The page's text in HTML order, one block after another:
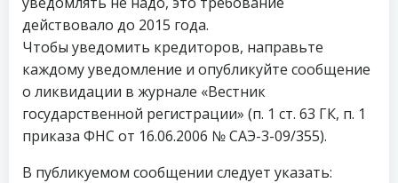
действовало до 2015 года.
Чтобы уведомить кредиторов, направьте
каждому уведомление и опубликуйте сообщение
о ликвидации в журнале «Вестник
государственной регистрации» (п. 1 ст. 63 ГК, п. 1
приказа ФНС от 16.06.2006 № САЭ-3-09/355).
В публикуемом сообщении следует указать: